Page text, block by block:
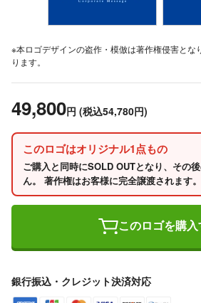
※本ロゴデザインの盗作・模倣は著作権侵害とな
ります。
49,800円 (税込54,780円)
このロゴはオリジナル1点もの
ご購入と同時にSOLD OUTとなり、その
ん。 著作権はお客様に完全譲渡されます。
このロゴを購入
銀行振込・クレジット決済対応